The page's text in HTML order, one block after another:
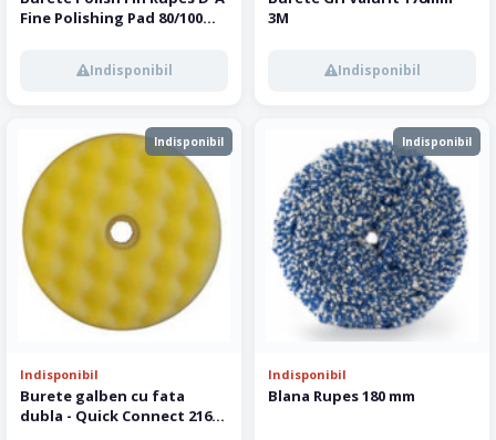
Fine Polishing Pad 80/100
Indisponibil
3M
Indisponibil
Indisponibil
Indisponibil
Burete galben cu fata
dubla - Quick Connect 216
Indisponibil
Indisponibil
Blana Rupes 180 mm